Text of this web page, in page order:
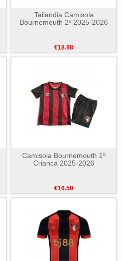
Tailandia Camisola
Bournemouth 2º 2025-2026
€18.98
Camisola Bournemouth 1º
Crianca 2025-2026
€16.50